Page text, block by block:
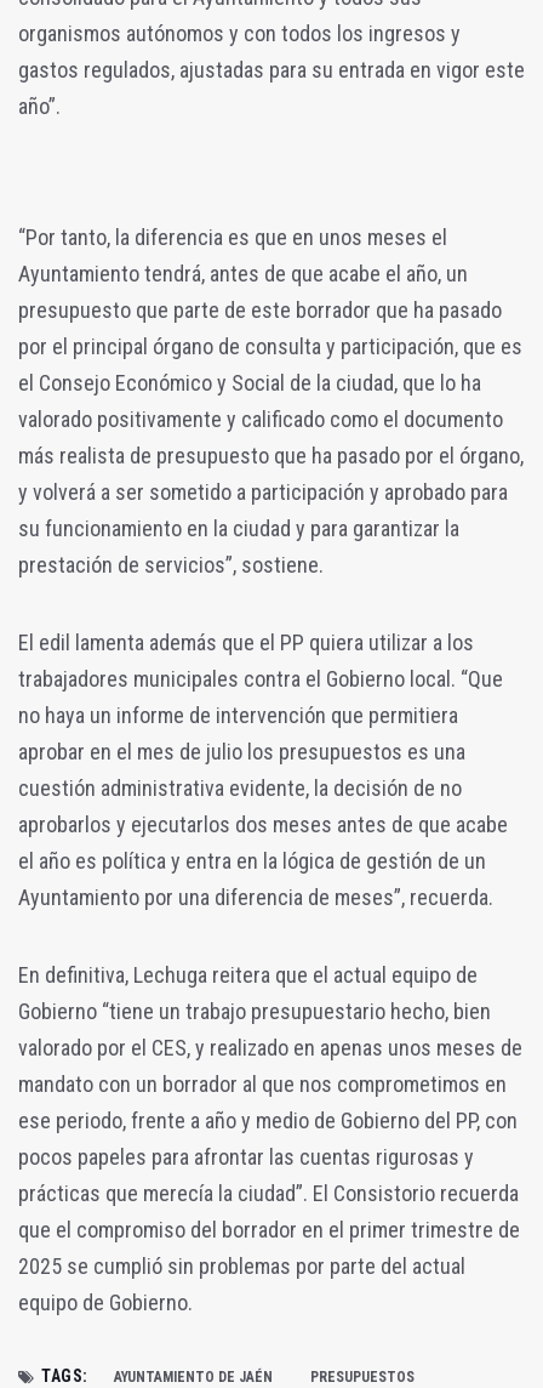
organismos autónomos y con todos los ingresos y
gastos regulados, ajustadas para su entrada en vigor este
año”.
“Por tanto, la diferencia es que en unos meses el
Ayuntamiento tendrá, antes de que acabe el año, un
presupuesto que parte de este borrador que ha pasado
por el principal órgano de consulta y participación, que es
el Consejo Económico y Social de la ciudad, que lo ha
valorado positivamente y calificado como el documento
más realista de presupuesto que ha pasado por el órgano,
y volverá a ser sometido a participación y aprobado para
su funcionamiento en la ciudad y para garantizar la
prestación de servicios”, sostiene.
El edil lamenta además que el PP quiera utilizar a los
trabajadores municipales contra el Gobierno local. “Que
no haya un informe de intervención que permitiera
aprobar en el mes de julio los presupuestos es una
cuestión administrativa evidente, la decisión de no
aprobarlos y ejecutarlos dos meses antes de que acabe
el año es política y entra en la lógica de gestión de un
Ayuntamiento por una diferencia de meses”, recuerda.
En definitiva, Lechuga reitera que el actual equipo de
Gobierno “tiene un trabajo presupuestario hecho, bien
valorado por el CES, y realizado en apenas unos meses de
mandato con un borrador al que nos comprometimos en
ese periodo, frente a año y medio de Gobierno del PP, con
pocos papeles para afrontar las cuentas rigurosas y
prácticas que merecía la ciudad”. El Consistorio recuerda
que el compromiso del borrador en el primer trimestre de
2025 se cumplió sin problemas por parte del actual
equipo de Gobierno.
TAGS: AYUNTAMIENTO DE JAÉN PRESUPUESTOS